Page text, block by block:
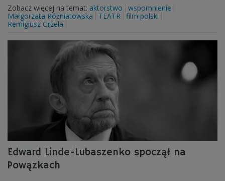
Zobacz więcej na temat: aktorstwo
wspomnienie
Małgorzata Różniatowska
TEATR film polski
Remigiusz Grzela
Edward Linde-Lubaszenko spoczął na
Powązkach